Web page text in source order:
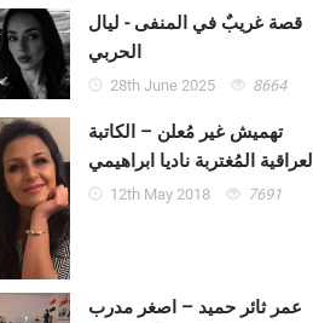
قصة غريبٌ في المنفى - ليال
الحربي
28th June 2025 8664
تهميش غير مُعلن – الكاتبة
العراقية المُغتربة ناديا ابراهيمي
12th May 2018 7691
عمر ثائر حميد – اصغر مدرب